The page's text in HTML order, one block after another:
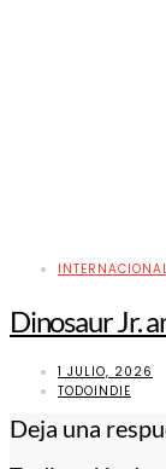
Dinosaur Jr.
1 JULIO, 2026
TODOINDIE
Deja una